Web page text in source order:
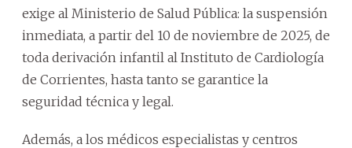
exige al Ministerio de Salud Pública: la suspensión
inmediata, a partir del 10 de noviembre de 2025, de
toda derivación infantil al Instituto de Cardiología
de Corrientes, hasta tanto se garantice la
seguridad técnica y legal.
Además, a los médicos especialistas y centros